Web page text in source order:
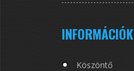
INFORMÁCIÓK
Köszöntő